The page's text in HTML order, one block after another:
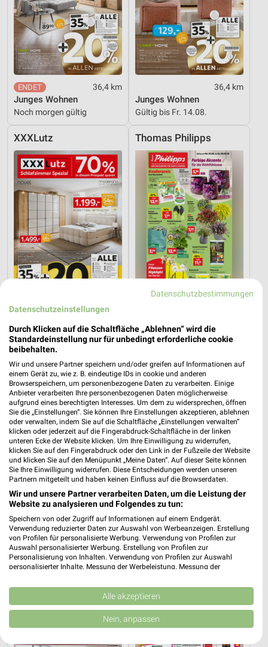
36,4 km
Junges Wohnen
Noch morgen gültig
36,4 km
Junges Wohnen
Gültig bis Fr. 14.08.
XXXLutz
36,4 km
Schlafzimmer Spezial
Noch morgen gültig
Thomas Philipps
Angebote ab 03.08.
Gültig bis Sa. 08.08.
XXXLutz
36,4 km
Bis zu 62% in diesem prospekt
Noch morgen gültig
XXXLutz
Wohnen-Preishits
Gültig bis Fr. 14.08.
NORMA
Datenschutzbestimmungen
Datenschutzeinstellungen
Durch Klicken auf die Schaltfläche „Ablehnen“ wird die
Standardeinstellung nur für unbedingt erforderliche cookie
beibehalten.
Wir und unsere Partner speichern und/oder greifen auf Informationen auf
einem Gerät zu, wie z. B. eindeutige IDs in cookie und anderen
Browserspeichern, um personenbezogene Daten zu verarbeiten. Einige
Anbieter verarbeiten Ihre personenbezogenen Daten möglicherweise
aufgrund eines berechtigten Interesses. Um dem zu widersprechen, öffnen
Sie die „Einstellungen“. Sie können Ihre Einstellungen akzeptieren, ablehnen
oder verwalten, indem Sie auf die Schaltfläche „Einstellungen verwalten“
klicken oder jederzeit auf die Fingerabdruck-Schaltfläche in der linken
unteren Ecke der Website klicken. Um Ihre Einwilligung zu widerrufen,
klicken Sie auf den Fingerabdruck oder den Link in der Fußzeile der Website
und klicken Sie auf den Menüpunkt „Meine Daten“. Auf dieser Seite können
Sie Ihre Einwilligung widerrufen. Diese Entscheidungen werden unseren
Partnern mitgeteilt und haben keinen Einfluss auf die Browserdaten.
Wir und unsere Partner verarbeiten Daten, um die Leistung der
Website zu analysieren und Folgendes zu tun:
Speichern von oder Zugriff auf Informationen auf einem Endgerät.
Verwendung reduzierter Daten zur Auswahl von Werbeanzeigen. Erstellung
von Profilen für personalisierte Werbung. Verwendung von Profilen zur
Auswahl personalisierter Werbung. Erstellung von Profilen zur
Personalisierung von Inhalten. Verwendung von Profilen zur Auswahl
personalisierter Inhalte. Messung der Werbeleistung. Messung der
Kombinationen von Daten aus verschiedenen Quellen. Entwicklung und
Verbesserung der Angebote. Verwendung reduzierter Daten zur Auswahl
von Inhalten.
Daten können außerhalb der Europäischen Union weitergegeben und in die
Alle akzeptieren
Nein, anpassen